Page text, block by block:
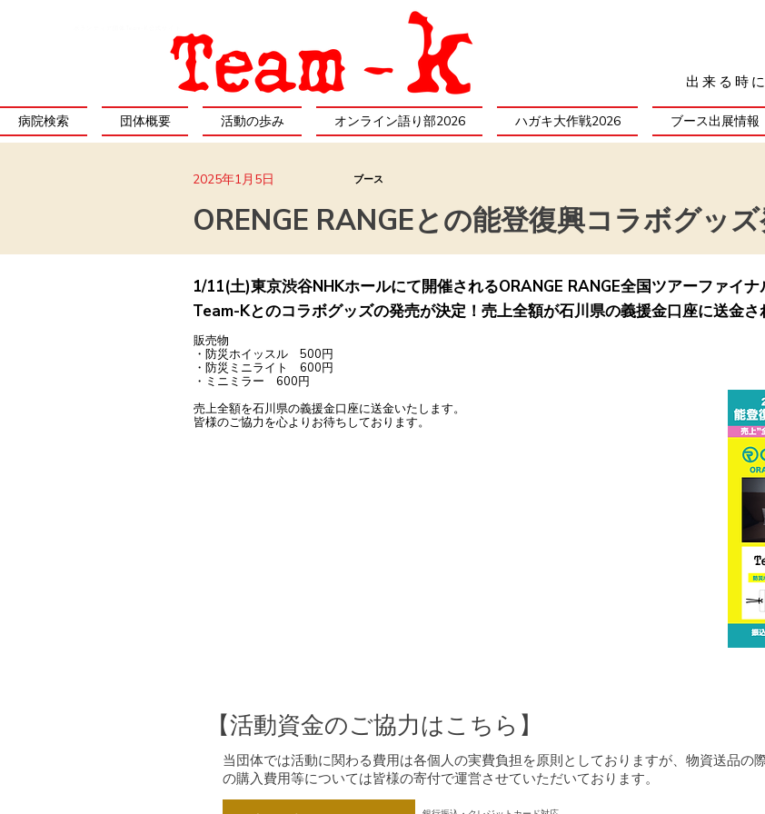
出来る時
病院検索 団体概要 活動の歩み オンライン語り部2026 ハガキ大作戦2026 ブース出展情報
2025年1月5日 ブース
ORENGE RANGEとの能登復興コラボグッズ
1/11(土)東京渋谷NHKホールにて開催されるORANGE RANGE全国ツアーファイナ
Team-Kとのコラボグッズの発売が決定！売上全額が石川県の義援金口座に送金さ
販売物
・防災ホイッスル 500円
・防災ミニライト 600円
・ミニミラー 600円
売上全額を石川県の義援金口座に送金いたします。
皆様のご協力を心よりお待ちしております。
【活動資金のご協力はこちら】
当団体では活動に関わる費用は各個人の実費負担を原則としておりますが、物資送品の
の購入費用等については皆様の寄付で運営させていただいております。